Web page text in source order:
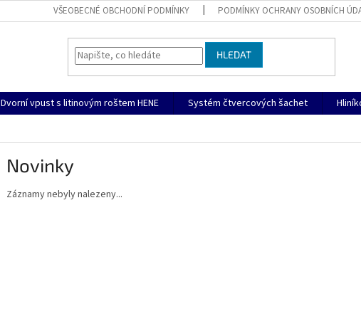
VŠEOBECNÉ OBCHODNÍ PODMÍNKY PODMÍNKY OCHRANY OSOBNÍCH
HLEDAT
Dvorní vpust s litinovým roštem HENE Systém čtvercových šachet
Novinky
Záznamy nebyly nalezeny...